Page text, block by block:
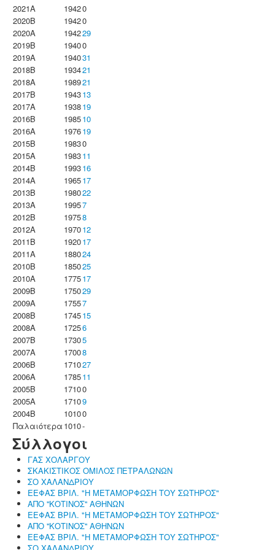
2021A
19420
2020B
19420
2020A
194229
2019B
19400
2019A
194031
2018B
193421
2018A
198921
2017B
194313
2017A
193819
2016B
198510
2016A
197619
2015B
19830
2015A
198311
2014B
199316
2014A
196517
2013B
198022
2013A
19957
2012B
19758
2012A
197012
2011B
192017
2011A
188024
2010B
185025
2010A
177517
2009B
175029
2009A
17557
2008B
174515
2008A
17256
2007B
17305
2007A
17008
2006B
171027
2006A
178511
2005B
17100
2005A
17109
2004B
10100
Παλαιότερα 1010-
Σύλλογοι
ΓΑΣ ΧΟΛΑΡΓΟΥ
ΣΚΑΚΙΣΤΙΚΟΣ ΟΜΙΛΟΣ ΠΕΤΡΑΛΩΝΩΝ
ΣΟ ΧΑΛΑΝΔΡΙΟΥ
ΕΕΦΑΣ ΒΡΙΛ. "Η ΜΕΤΑΜΟΡΦΩΣΗ ΤΟΥ ΣΩΤΗΡΟΣ"
ΑΠΟ ''ΚΟΤΙΝΟΣ'' ΑΘΗΝΩΝ
ΕΕΦΑΣ ΒΡΙΛ. "Η ΜΕΤΑΜΟΡΦΩΣΗ ΤΟΥ ΣΩΤΗΡΟΣ"
ΑΠΟ ''ΚΟΤΙΝΟΣ'' ΑΘΗΝΩΝ
ΕΕΦΑΣ ΒΡΙΛ. "Η ΜΕΤΑΜΟΡΦΩΣΗ ΤΟΥ ΣΩΤΗΡΟΣ"